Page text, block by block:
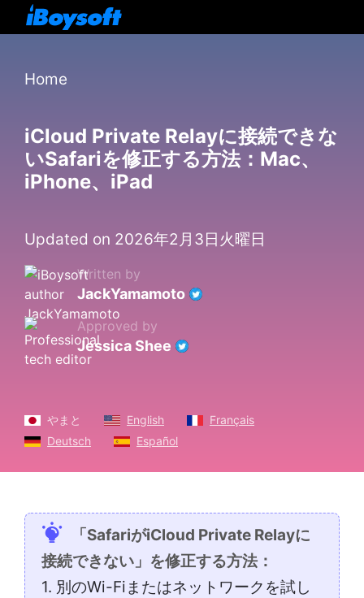
Home
iCloud Private Relayに接続できな
いSafariを修正する方法：Mac、
iPhone、iPad
Updated on 2026年2月3日火曜日
Written by
JackYamamoto
Approved by
Jessica Shee
やまと English
Français
Deutsch
Español
「SafariがiCloud Private Relayに
接続できない」を修正する方法：
1. 別のWi-Fiまたはネットワークを試し